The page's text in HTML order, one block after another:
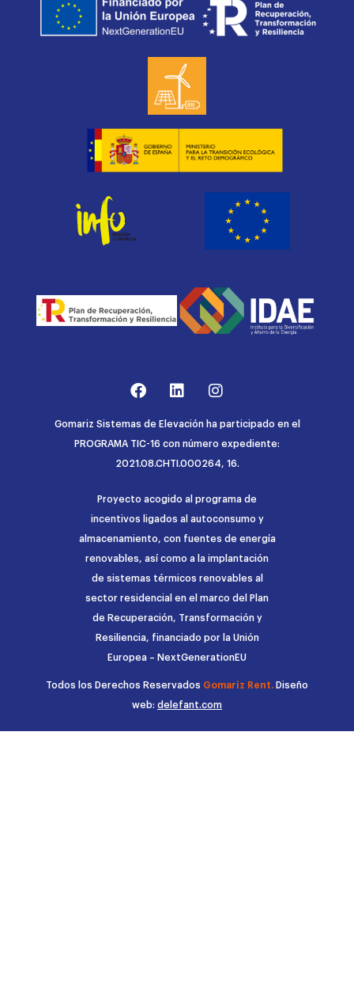
Gomariz Sistemas de Elevación ha participado en el
PROGRAMA TIC-16 con número expediente:
2021.08.CHTI.000264, 16.
Proyecto acogido al programa de
incentivos ligados al autoconsumo y
almacenamiento, con fuentes de energía
renovables, así como a la implantación
de sistemas térmicos renovables al
sector residencial en el marco del Plan
de Recuperación, Transformación y
Resiliencia, financiado por la Unión
Europea – NextGenerationEU
Todos los Derechos Reservados Gomariz Rent. Diseño
web: delefant.com